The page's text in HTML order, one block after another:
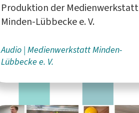
Produktion der Medienwerkstatt
Minden-Lübbecke e. V.
Audio Medienwerkstatt Minden-
Lübbecke e. V.